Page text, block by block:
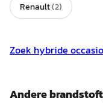
Renault(2)
Zoek hybride
Andere